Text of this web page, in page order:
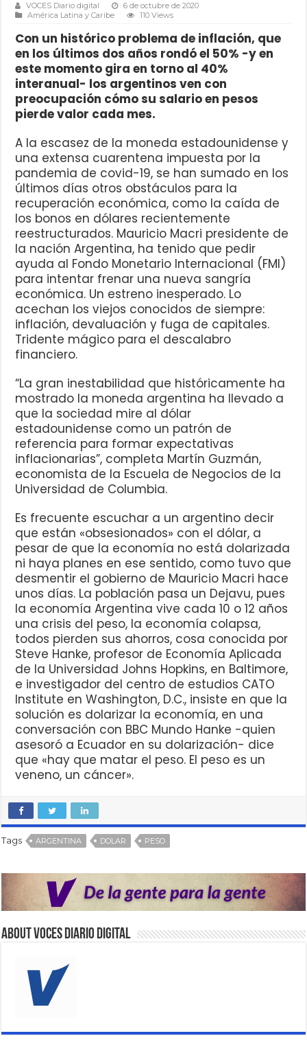
VOCES Diario digital
6 de octubre de 2020
América Latina y Caribe
110 Views
Con un histórico problema de inflación, que
en los últimos dos años rondó el 50% -y en
este momento gira en torno al 40%
interanual- los argentinos ven con
preocupación cómo su salario en pesos
pierde valor cada mes.
A la escasez de la moneda estadounidense y
una extensa cuarentena impuesta por la
pandemia de covid-19, se han sumado en los
últimos días otros obstáculos para la
recuperación económica, como la caída de
los bonos en dólares recientemente
reestructurados. Mauricio Macri presidente de
la nación Argentina, ha tenido que pedir
ayuda al Fondo Monetario Internacional (FMI)
para intentar frenar una nueva sangría
económica. Un estreno inesperado. Lo
acechan los viejos conocidos de siempre:
inflación, devaluación y fuga de capitales.
Tridente mágico para el descalabro
financiero.
“La gran inestabilidad que históricamente ha
mostrado la moneda argentina ha llevado a
que la sociedad mire al dólar
estadounidense como un patrón de
referencia para formar expectativas
inflacionarias”, completa Martín Guzmán,
economista de la Escuela de Negocios de la
Universidad de Columbia.
Es frecuente escuchar a un argentino decir
que están «obsesionados» con el dólar, a
pesar de que la economía no está dolarizada
ni haya planes en ese sentido, como tuvo que
desmentir el gobierno de Mauricio Macri hace
unos días. La población pasa un Dejavu, pues
la economía Argentina vive cada 10 o 12 años
una crisis del peso, la economía colapsa,
todos pierden sus ahorros, cosa conocida por
Steve Hanke, profesor de Economía Aplicada
de la Universidad Johns Hopkins, en Baltimore,
e investigador del centro de estudios CATO
Institute en Washington, D.C., insiste en que la
solución es dolarizar la economía, en una
conversación con BBC Mundo Hanke -quien
asesoró a Ecuador en su dolarización- dice
que «hay que matar el peso. El peso es un
veneno, un cáncer».
Tags ARGENTINA DOLAR PESO
About VOCES Diario digital